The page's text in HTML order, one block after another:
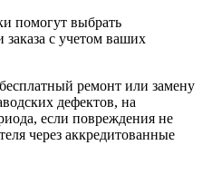
помогут выбрать
с учетом ваших
ремонт или замену
дефектов, на
если повреждения не
через аккредитованные